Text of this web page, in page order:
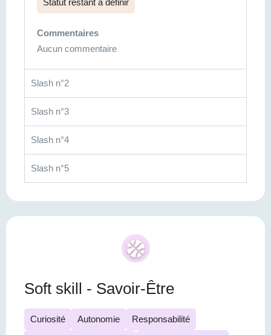
Statut restant à définir
Commentaires
Aucun commentaire
Slash n°2
Slash n°3
Slash n°4
Slash n°5
Soft skill - Savoir-Être
Curiosité Autonomie Responsabilité